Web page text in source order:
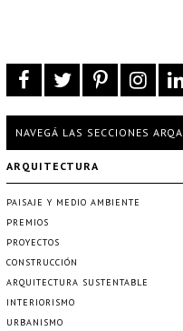
NAVEGÁ LAS SECCIONES ARQA
ARQUITECTURA
PAISAJE Y MEDIO AMBIENTE
PREMIOS
PROYECTOS
CONSTRUCCIÓN
ARQUITECTURA SUSTENTABLE
INTERIORISMO
URBANISMO